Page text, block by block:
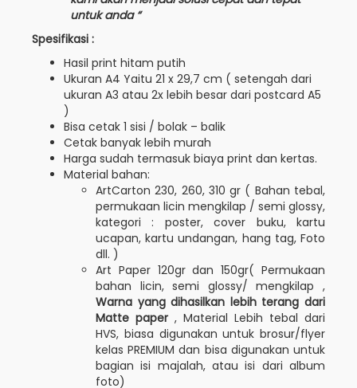
untuk anda “
Spesifikasi :
Hasil print hitam putih
Ukuran A4 Yaitu 21 x 29,7 cm ( setengah dari
ukuran A3 atau 2x lebih besar dari postcard A5
)
Bisa cetak 1 sisi / bolak – balik
Cetak banyak lebih murah
Harga sudah termasuk biaya print dan kertas.
Material bahan:
ArtCarton 230, 260, 310 gr ( Bahan tebal,
permukaan licin mengkilap / semi glossy,
kategori : poster, cover buku, kartu
ucapan, kartu undangan, hang tag, Foto
dll. )
Art Paper 120gr dan 150gr( Permukaan
bahan licin, semi glossy/ mengkilap ,
Warna yang dihasilkan lebih terang dari
Matte paper , Material Lebih tebal dari
HVS, biasa digunakan untuk brosur/flyer
kelas PREMIUM dan bisa digunakan untuk
bagian isi majalah, atau isi dari album
foto)